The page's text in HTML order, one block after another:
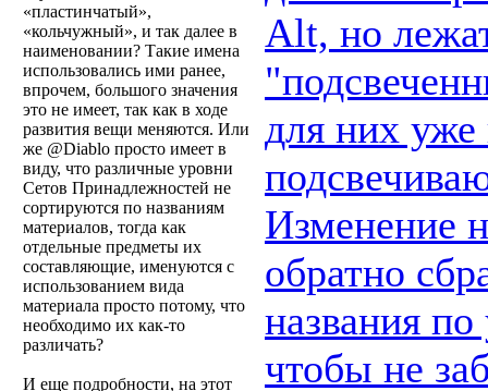
«пластинчатый»,
«кольчужный», и так далее в
наименовании? Такие имена
использовались ими ранее,
впрочем, большого значения
это не имеет, так как в ходе
развития вещи меняются. Или
же @Diablo просто имеет в
виду, что различные уровни
Сетов Принадлежностей не
сортируются по названиям
материалов, тогда как
отдельные предметы их
составляющие, именуются с
использованием вида
материала просто потому, что
необходимо их как-то
различать?
И еще подробности, на этот
Alt, но
для них
Изменение
обратно
названия
чтобы не